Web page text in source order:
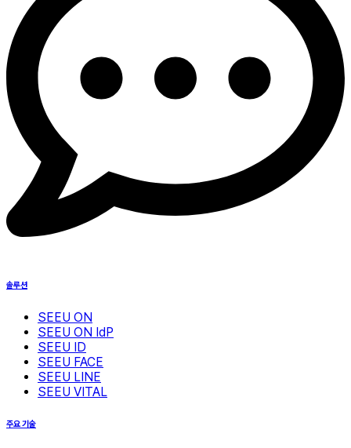
솔루션
SEEU ON
SEEU ON IdP
SEEU ID
SEEU FACE
SEEU LINE
SEEU VITAL
주요 기술